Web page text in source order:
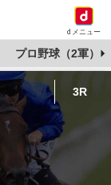
dメニュー
プロ野球（2軍）
3R